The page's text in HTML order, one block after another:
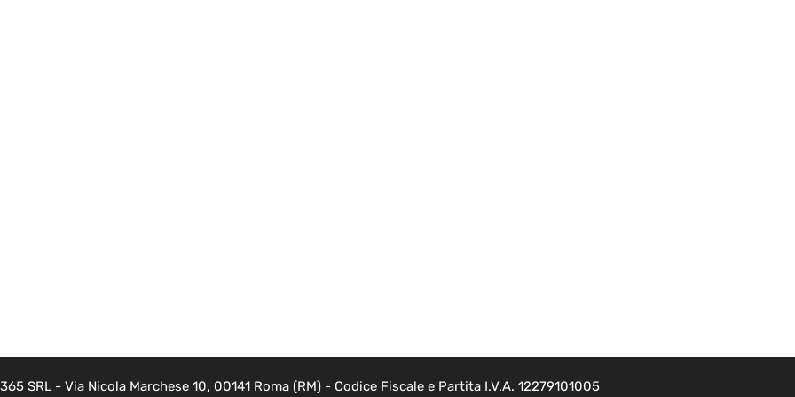
SRL - Via Nicola Marchese 10, 00141 Roma (RM) - Codice Fiscale e Partita I.V.A. 12279101005